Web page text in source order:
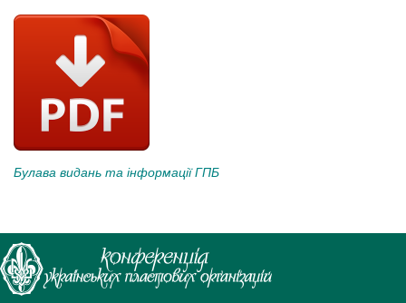
Булава видань та інформації ГПБ